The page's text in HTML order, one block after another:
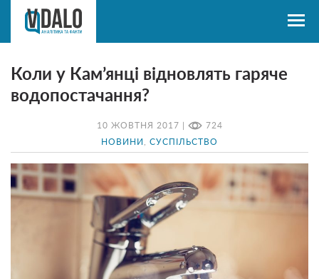
10 ЖОВТНЯ 2017 | 724
НОВИНИ СУСПІЛЬСТВО
Коли у Кам’янці відновлять гаряче
водопостачання?